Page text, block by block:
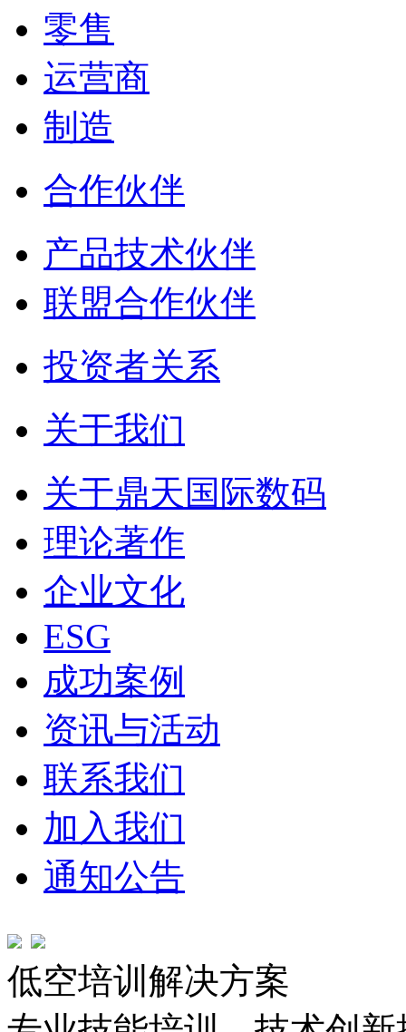
零售
运营商
制造
合作伙伴
产品技术伙伴
联盟合作伙伴
投资者关系
关于我们
关于鼎天国际数码
理论著作
企业文化
ESG
成功案例
资讯与活动
联系我们
加入我们
通知公告
低空培训解决方案